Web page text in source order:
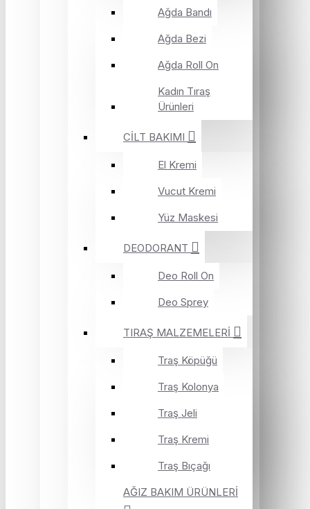
Ağda Bandı
Ağda Bezi
Ağda Roll On
Kadın Tıraş
Ürünleri
CİLT BAKIMI
El Kremi
Vucut Kremi
Yüz Maskesi
DEODORANT
Deo Roll On
Deo Sprey
TIRAŞ MALZEMELERİ
Traş Köpüğü
Traş Kolonya
Traş Jeli
Traş Kremi
Traş Bıçağı
AĞIZ BAKIM ÜRÜNLERİ